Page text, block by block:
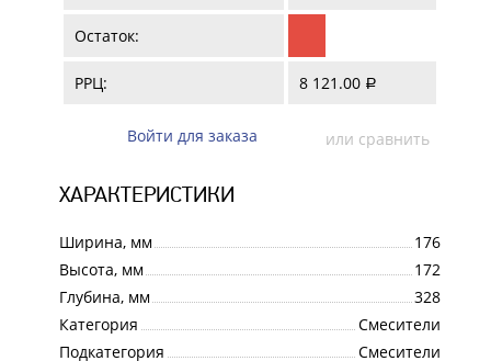
Остаток:
РРЦ: 8 121.00 a
Войти для заказа или сравнить
ХАРАКТЕРИСТИКИ
Ширина, мм
176
Высота, мм
172
Глубина, мм
328
Категория
Смесители
Подкатегория
Смесители